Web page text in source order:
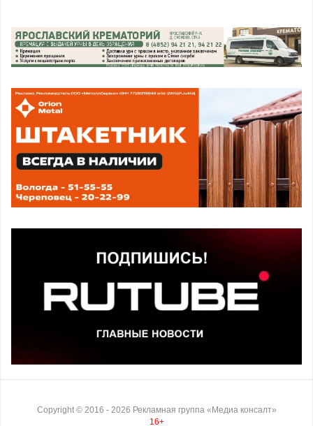
Copyright © 2016 - 2026 Рекламная группа «Медиа консалт»
16+